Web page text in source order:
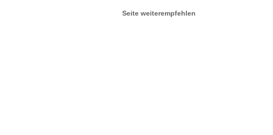
Seite weiterempfehlen